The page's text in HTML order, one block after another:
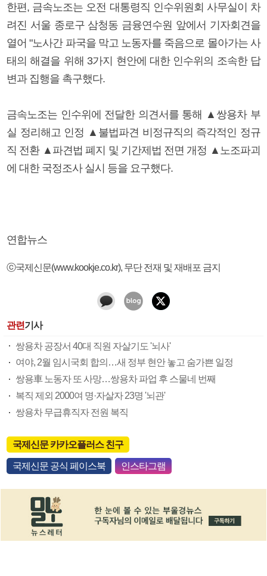
한편, 금속노조는 오전 대통령직 인수위원회 사무실이 차
려진 서울 종로구 삼청동 금융연수원 앞에서 기자회견을
열어 "노사간 파국을 막고 노동자를 죽음으로 몰아가는 사
태의 해결을 위해 3가지 현안에 대한 인수위의 조속한 답
변과 집행을 촉구했다.
금속노조는 인수위에 전달한 의견서를 통해 ▲쌍용차 부
실 정리해고 인정 ▲불법파견 비정규직의 즉각적인 정규
직 전환 ▲파견법 폐지 및 기간제법 전면 개정 ▲노조파괴
에 대한 국정조사 실시 등을 요구했다.
연합뉴스
ⓒ국제신문(www.kookje.co.kr), 무단 전재 및 재배포 금지
관련기사
쌍용차 공장서 40대 직원 자살기도 '뇌사'
여야, 2월 임시국회 합의…새 정부 현안 놓고 숨가쁜 일정
쌍용車 노동자 또 사망…쌍용차 파업 후 스물네 번째
복직 제외 2000여 명·자살자 23명 '뇌관'
쌍용차 무급휴직자 전원 복직
국제신문 카카오플러스 친구
국제신문 공식 페이스북 인스타그램